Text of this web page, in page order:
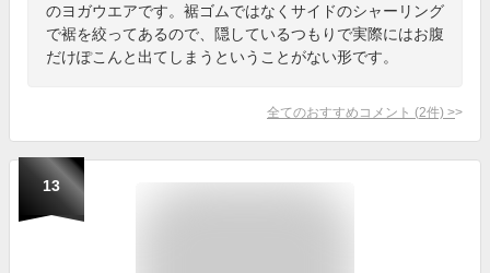
のヨガウエアです。裾ゴムではなくサイドのシャーリング
で裾を絞ってあるので、隠しているつもりで実際にはお腹
だけぽこんと出てしまうということがない形です。
全てのおすすめコメント (2件) >
13